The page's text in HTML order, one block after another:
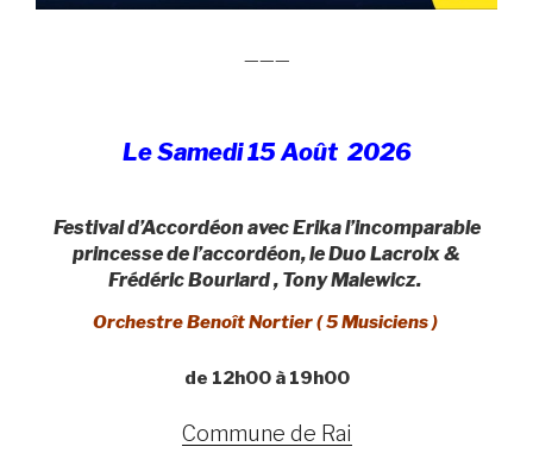
———
Le Samedi 15 Août 2026
Festival d’Accordéon avec Erika l’incomparable
princesse de l’accordéon, le Duo Lacroix &
Frédéric Bourlard , Tony Malewicz.
Orchestre Benoît Nortier ( 5 Musiciens )
de 12h00 à 19h00
Commune de Rai